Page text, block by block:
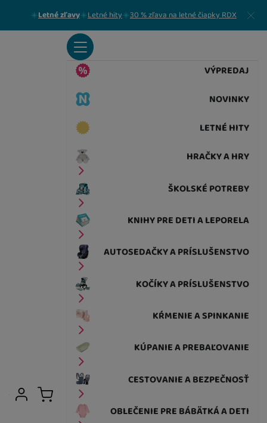
Letné zľavy Letné hity 30 % zľava na letné čiapky RDX Zavrieť
VÝPREDAJ
NOVINKY
LETNÉ HITY
HRAČKY A HRY
ŠKOLSKÉ POTREBY
KNIHY PRE DETI A LEPORELA
AUTOSEDAČKY A PRÍSLUŠENSTVO
KOČÍKY A PRÍSLUŠENSTVO
KŔMENIE A SPINKANIE
KÚPANIE A PREBAĽOVANIE
CESTOVANIE A BEZPEČNOSŤ
OBLEČENIE PRE BÁBÄTKÁ A DETI
Užívateľská sekcia
Prihlásiť sa
Košík